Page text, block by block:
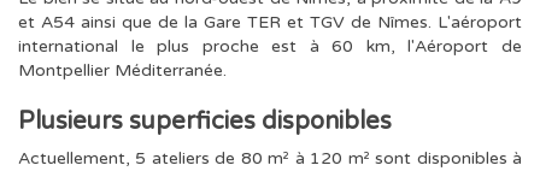
et A54 ainsi que de la Gare TER et TGV de Nîmes. L'aéroport
international le plus proche est à 60 km, l'Aéroport de
Montpellier Méditerranée.
Plusieurs superficies disponibles
Actuellement, 5 ateliers de 80 m² à 120 m² sont disponibles à